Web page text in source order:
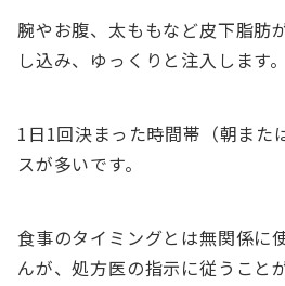
腕やお腹、太ももなど皮下脂肪
し込み、ゆっくりと注入します。
1日1回決まった時間帯（朝また
スが多いです。
食事のタイミングとは無関係に
んが、処方医の指示に従うこと